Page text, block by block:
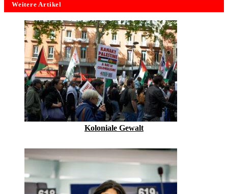
Weitere Artikel
Koloniale Gewalt